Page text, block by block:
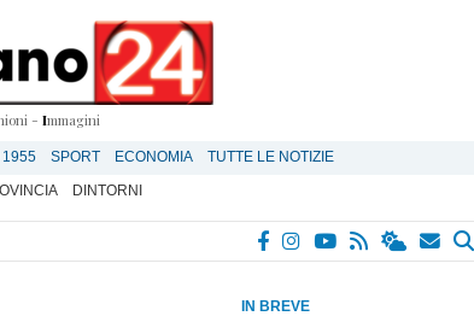
- Immagini
1955 SPORT ECONOMIA
TUTTE LE NOTIZIE
DINTORNI
IN BREVE